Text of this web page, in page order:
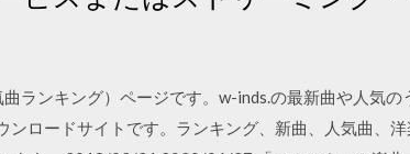
曲ランキング）ページです。w-inds.の最新曲や人気
ンロードサイトです。ランキング、新曲、人気曲、